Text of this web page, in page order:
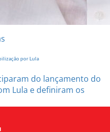
por Lula
do lançamento do
Lula e definiram os